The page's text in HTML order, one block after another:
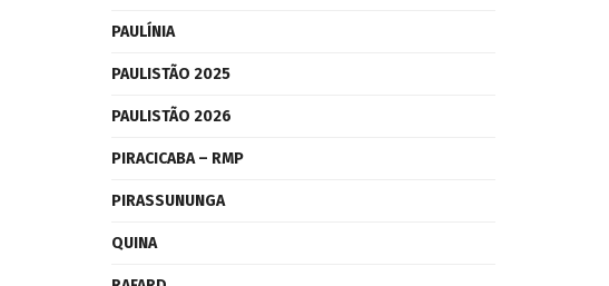
PAULÍNIA
PAULISTÃO 2025
PAULISTÃO 2026
PIRACICABA – RMP
PIRASSUNUNGA
QUINA